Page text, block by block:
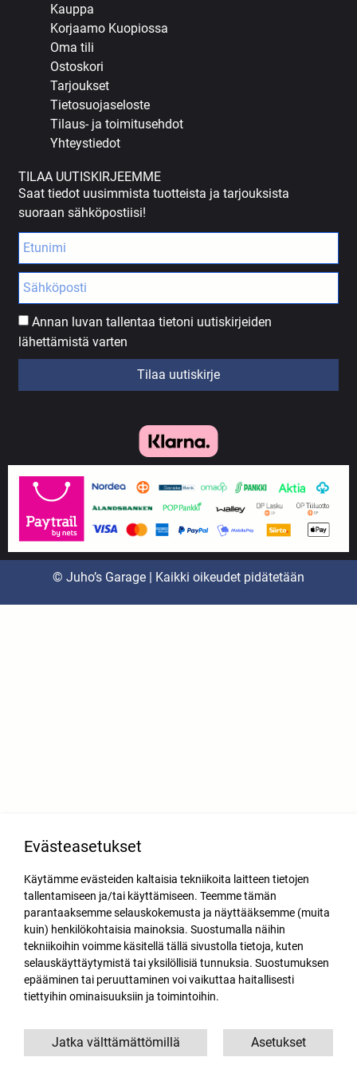
Kauppa
Korjaamo Kuopiossa
Oma tili
Ostoskori
Tarjoukset
Tietosuojaseloste
Tilaus- ja toimitusehdot
Yhteystiedot
TILAA UUTISKIRJEEMME
Saat tiedot uusimmista tuotteista ja tarjouksista
suoraan sähköpostiisi!
Annan luvan tallentaa tietoni uutiskirjeiden
lähettämistä varten
Tilaa uutiskirje
© Juho’s Garage | Kaikki oikeudet pidätetään
Evästeasetukset
Käytämme evästeiden kaltaisia tekniikoita laitteen tietojen
tallentamiseen ja/tai käyttämiseen. Teemme tämän
parantaaksemme selauskokemusta ja näyttääksemme (muita
kuin) henkilökohtaisia mainoksia. Suostumalla näihin
tekniikoihin voimme käsitellä tällä sivustolla tietoja, kuten
selauskäyttäytymistä tai yksilöllisiä tunnuksia. Suostumuksen
epääminen tai peruuttaminen voi vaikuttaa haitallisesti
tiettyihin ominaisuuksiin ja toimintoihin.
Asetukset
Jatka välttämättömillä